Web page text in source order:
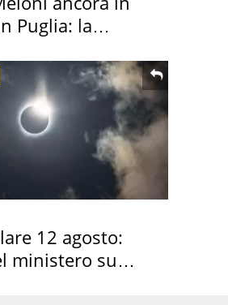
Puglia: la
12 agosto:
ministero su